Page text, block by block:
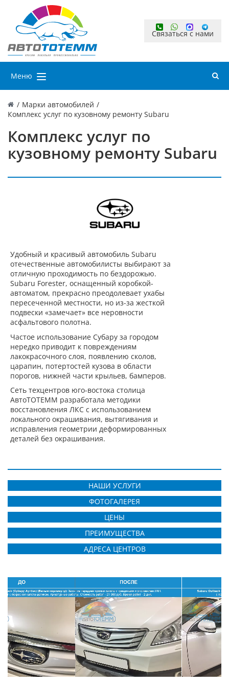
Связаться с нами
Меню
/ Марки автомобилей /
Комплекс услуг по кузовному ремонту Subaru
Комплекс услуг по
кузовному ремонту Subaru
Удобный и красивый автомобиль Subaru
отечественные автомобилисты выбирают за
отличную проходимость по бездорожью.
Subaru Forester, оснащенный коробкой-
автоматом, прекрасно преодолевает ухабы
пересеченной местности, но из-за жесткой
подвески «замечает» все неровности
асфальтового полотна.
Частое использование Субару за городом
нередко приводит к повреждениям
лакокрасочного слоя, появлению сколов,
царапин, потертостей кузова в области
порогов, нижней части крыльев, бамперов.
Сеть техцентров юго-востока столица
АвтоТОТЕММ разработала методики
восстановления ЛКС с использованием
локального окрашивания, вытягивания и
исправления геометрии деформированных
деталей без окрашивания.
НАШИ УСЛУГИ
ФОТОГАЛЕРЕЯ
ЦЕНЫ
ПРЕИМУЩЕСТВА
АДРЕСА ЦЕНТРОВ